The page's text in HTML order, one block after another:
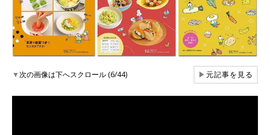
▼次の画像は下へスクロール (6/44) ▶元記事を見る